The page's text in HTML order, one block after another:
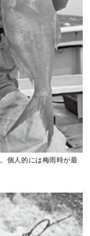
個人的には梅雨時が最